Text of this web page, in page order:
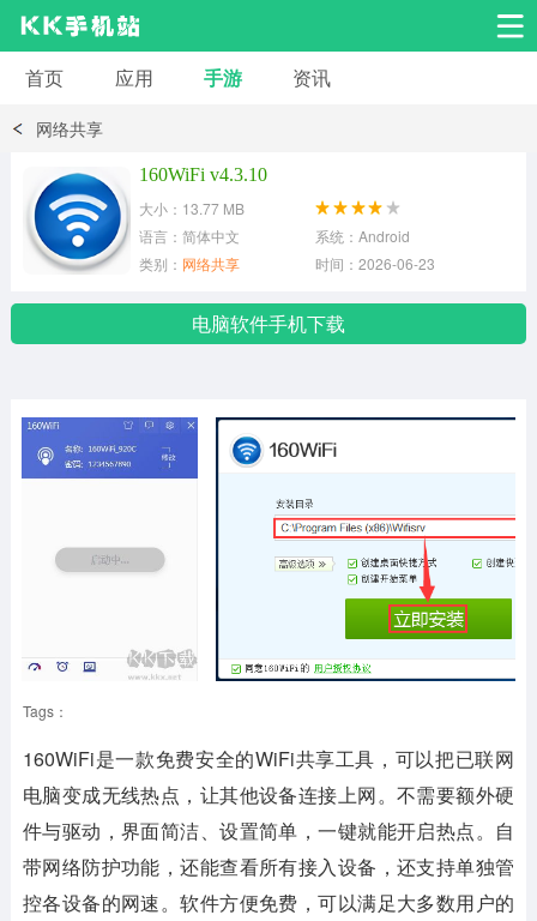
安卓应用
小说漫画
金融理财 新闻资讯
首页 应用 手游 资讯
网络共享
160WiFi v4.3.10
大小：13.77 MB
语言：简体中文
系统：Android
类别： 网络共享 时间：2026-06-23
电脑软件手机下载
Tags：
160WiFi是一款免费安全的WiFi共享工具，可以把已联网
电脑变成无线热点，让其他设备连接上网。不需要额外硬
件与驱动，界面简洁、设置简单，一键就能开启热点。自
带网络防护功能，还能查看所有接入设备，还支持单独管
控各设备的网速。软件方便免费，可以满足大多数用户的